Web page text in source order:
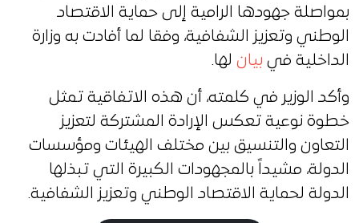
بمواصلة جهودها الرامية إلى حماية الاقتصاد
الوطني وتعزيز الشفافية، وفقا لما أفادت به وزارة
الداخلية في بيان لها.
وأكد الوزير في كلمته، أن هذه الاتفاقية تمثل
خطوة نوعية تعكس الإرادة المشتركة لتعزيز
التعاون والتنسيق بين مختلف الهيئات ومؤسسات
الدولة، مشيداً بالمجهودات الكبيرة التي تبذلها
الدولة لحماية الاقتصاد الوطني وتعزيز الشفافية.